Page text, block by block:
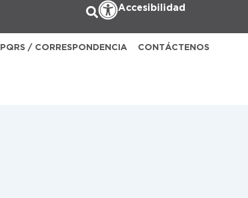
Accesibilidad
PQRS / CORRESPONDENCIA CONTÁCTENOS